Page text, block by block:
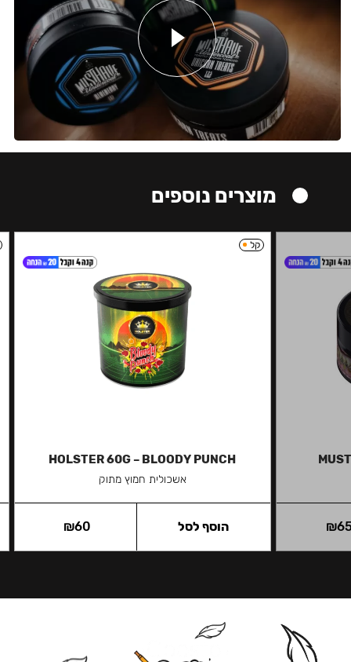
מוצרים נוספים
₪
קל
HOLSTER 60G – BLOODY PUNCH
אשכולית חמוץ מתוק
₪60 הוסף לסל